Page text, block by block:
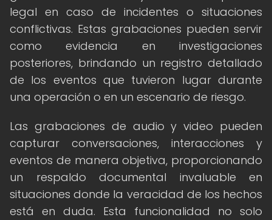
legal en caso de incidentes o situaciones
conflictivas. Estas grabaciones pueden servir
como evidencia en investigaciones
posteriores, brindando un registro detallado
de los eventos que tuvieron lugar durante
una operación o en un escenario de riesgo.
Las grabaciones de audio y video pueden
capturar conversaciones, interacciones y
eventos de manera objetiva, proporcionando
un respaldo documental invaluable en
situaciones donde la veracidad de los hechos
está en duda. Esta funcionalidad no solo